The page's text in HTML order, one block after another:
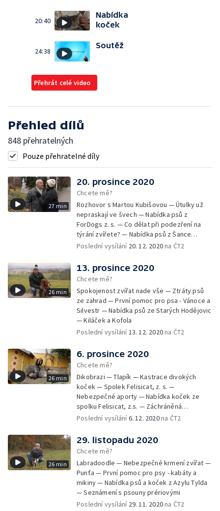
20:40
Nabídka
koček
24:38
Soutěž
Přehrát celé video
Přehled dílů
848 přehratelných
Pouze přehratelné díly
27 min
20. prosince 2020
Chcete mě?
Rozhovor s Martou Kubišovou — Útulky už
nepraskají ve švech — Nabídka psů z
ForDogs z. s. — Co dělat při podezření na
týrání zvířete? — Nabídka psů z Šance
zvířatům — Rozloučení
Poslední vysílání 20. 12. 2020na ČT2
26 min
13. prosince 2020
Chcete mě?
Spokojenost zvířat nade vše — Ztráty psů
ze zahrad — První pomoc pro psa - Vánoce a
Silvestr — Nabídka psů ze Starých Hodějovic
— Kiláček a Kofola
Poslední vysílání 13. 12. 2020na ČT2
26 min
6. prosince 2020
Chcete mě?
Dikobrazi — Tlapík — Kastrace divokých
koček — Spolek Felisicat, z. s. —
Nebezpečné aporty — Nabídka koček ze
spolku Felisicat, z.s. — Záchráněná
labradorka Terezka
Poslední vysílání6. 12. 2020na ČT2
26 min
29. listopadu 2020
Chcete mě?
Labradoodle — Nebezpečné krmení zvířat —
Punťa — První pomoc pro psy - kabáty a
mikiny — Nabídka psů a koček z Azylu Tylda
— Seznámení s psouny prériovými
Poslední vysílání 29. 11. 2020na ČT2